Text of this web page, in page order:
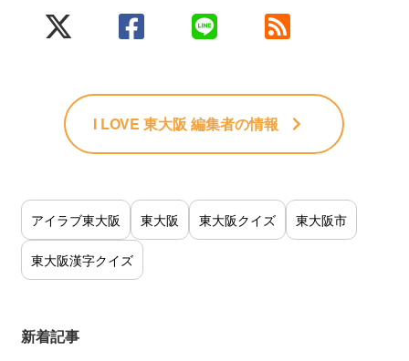
I LOVE 東大阪 編集者の情報
アイラブ東大阪 東大阪 東大阪クイズ 東大阪市
東大阪漢字クイズ
新着記事